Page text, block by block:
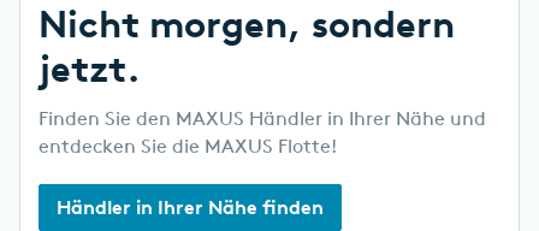
Nicht morgen, sondern
jetzt.
Finden Sie den MAXUS Händler in Ihrer Nähe und
entdecken Sie die MAXUS Flotte!
Händler in Ihrer Nähe finden